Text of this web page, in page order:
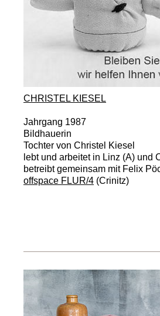
CHRISTEL KIESEL
Jahrgang 1987
Bildhauerin
Tochter von Christel Kiesel
lebt und arbeitet in Linz (A) und
betreibt gemeinsam mit Felix
offspace FLUR/4 (Crinitz)